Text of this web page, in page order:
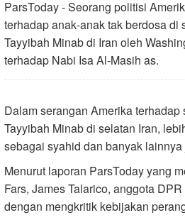
ParsToday - Seorang politisi
terhadap anak‑anak tak berdosa di
Tayyibah Minab di Iran oleh
terhadap Nabi Isa Al‑Masih as.
Dalam serangan Amerika
Tayyibah Minab di selatan Iran,
sebagai syahid dan banyak
Menurut laporan ParsToday yang
Fars, James Talarico, anggota
dengan mengkritik kebijakan